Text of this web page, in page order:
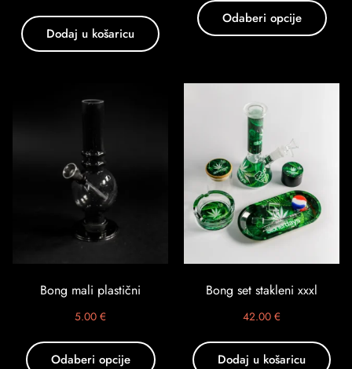
Dodaj u košaricu
Odaberi opcije
Bong mali plastični
5.00 €
Odaberi opcije
Bong set stakleni xxxl
42.00 €
Dodaj u košaricu